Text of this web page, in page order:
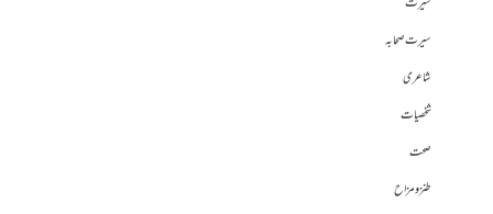
سیرت صحابہ
شاعری
شخصیات
صحت
طنز و مزاح